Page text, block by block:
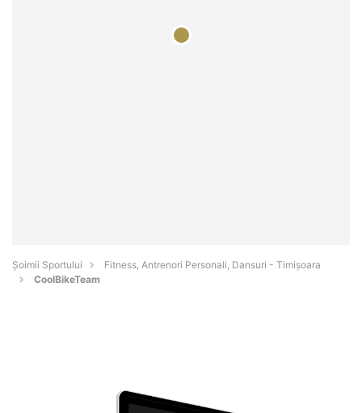
Șoimii Sportului
Fitness, Antrenori Personali, Dansuri - Timişoara
CoolBikeTeam